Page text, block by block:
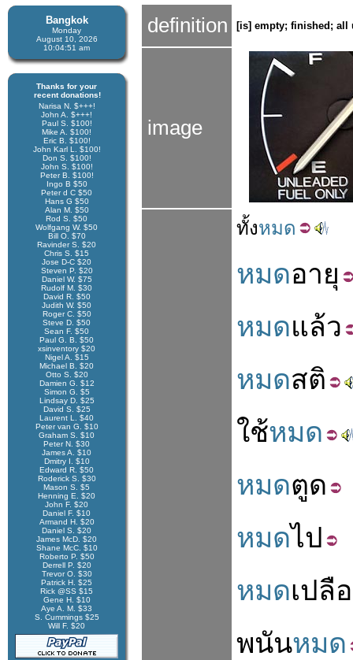
Bangkok
Monday
August 10, 2026
10:04:52 am
Thanks for your
recent donations!
Narisa N. $+++!
John A. $+++!
Paul S. $100!
Mike A. $100!
Eric B. $100!
John Karl L. $100!
Don S. $100!
John S. $100!
Peter B. $100!
Ingo B $50
Peter d C $50
Hans G $50
Alan M. $50
Rod S. $50
Wolfgang W. $50
Bill O. $70
Ravinder S. $20
Chris S. $15
Jose D-C $20
Steven P. $20
Daniel W. $75
Rudolf M. $30
David R. $50
Judith W. $50
Roger C. $50
Steve D. $50
Sean F. $50
Paul G. B. $50
xsinventory $20
Nigel A. $15
Michael B. $20
Otto S. $20
Damien G. $12
Simon G. $5
Lindsay D. $25
David S. $25
Laurent L. $40
Peter van G. $10
Graham S. $10
Peter N. $30
James A. $10
Dmitry I. $10
Edward R. $50
Roderick S. $30
Mason S. $5
Henning E. $20
John F. $20
Daniel F. $10
Armand H. $20
Daniel S. $20
James McD. $20
Shane McC. $10
Roberto P. $50
Derrell P. $20
Trevor O. $30
Patrick H. $25
Rick @SS $15
Gene H. $10
Aye A. M. $33
S. Cummings $25
Will F. $20
definition [is] empty; finished; all
image
ทั้งหมด
หมดอายุ
หมดแล้ว
หมดสติ
ใช้หมด
หมดตูด
หมดไป
หมดเปลื
พนันหมด